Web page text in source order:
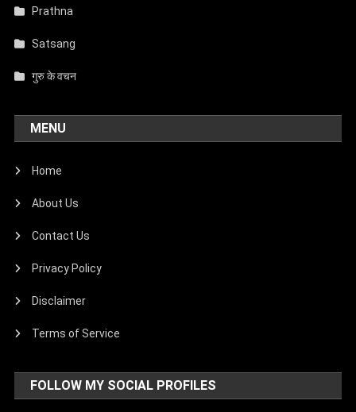
Prathna
Satsang
गुरु के वचन
MENU
Home
About Us
Contact Us
Privacy Policy
Disclaimer
Terms of Service
FOLLOW MY SOCIAL PROFILES